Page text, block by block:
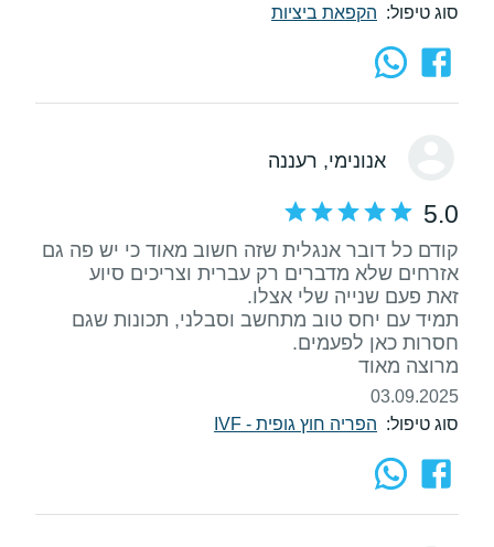
סוג טיפול: הקפאת ביציות
אנונימי, רעננה
5.0
קודם כל דובר אנגלית שזה חשוב מאוד כי יש פה גם
תמיד עם יחס טוב מתחשב וסבלני, תכונות שגם
מרוצה מאוד
03.09.2025
סוג טיפול: הפריה חוץ גופית - IVF